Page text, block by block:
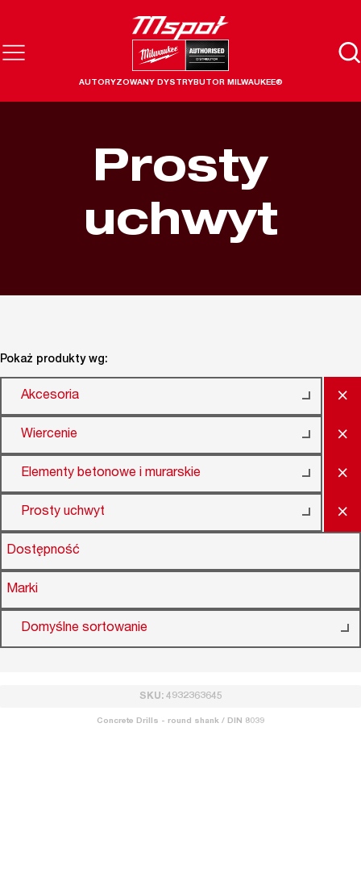
AUTORYZOWANY DYSTRYBUTOR MILWAUKEE®
Prosty
uchwyt
Pokaż produkty wg:
Akcesoria ×
Wiercenie ×
Elementy betonowe i murarskie ×
Prosty uchwyt ×
Dostępność
Marki
Domyślne sortowanie
SKU: 4932363645
Concrete Drills - round shank / DIN 8039